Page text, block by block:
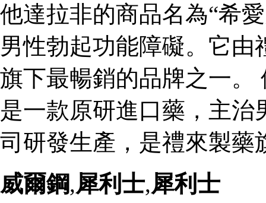
他達拉非的商品名為“希
男性勃起功能障礙。它
旗下最暢銷的品牌之一。
是一款原研進口藥，主
司研發生產，是禮來製藥
威爾鋼,犀利士,犀利士